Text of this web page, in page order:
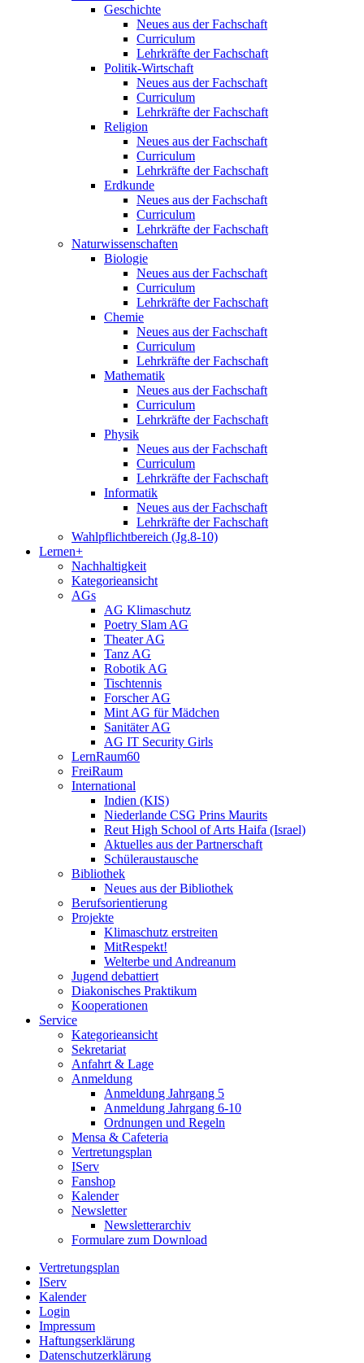
Geschichte
Neues aus der Fachschaft
Curriculum
Lehrkräfte der Fachschaft
Politik-Wirtschaft
Neues aus der Fachschaft
Curriculum
Lehrkräfte der Fachschaft
Religion
Neues aus der Fachschaft
Curriculum
Lehrkräfte der Fachschaft
Erdkunde
Neues aus der Fachschaft
Curriculum
Lehrkräfte der Fachschaft
Naturwissenschaften
Biologie
Neues aus der Fachschaft
Curriculum
Lehrkräfte der Fachschaft
Chemie
Neues aus der Fachschaft
Curriculum
Lehrkräfte der Fachschaft
Mathematik
Neues aus der Fachschaft
Curriculum
Lehrkräfte der Fachschaft
Physik
Neues aus der Fachschaft
Curriculum
Lehrkräfte der Fachschaft
Informatik
Neues aus der Fachschaft
Lehrkräfte der Fachschaft
Wahlpflichtbereich (Jg.8-10)
Lernen+
Nachhaltigkeit
Kategorieansicht
AGs
AG Klimaschutz
Poetry Slam AG
Theater AG
Tanz AG
Robotik AG
Tischtennis
Forscher AG
Mint AG für Mädchen
Sanitäter AG
AG IT Security Girls
LernRaum60
FreiRaum
International
Indien (KIS)
Niederlande CSG Prins Maurits
Reut High School of Arts Haifa (Israel)
Aktuelles aus der Partnerschaft
Schüleraustausche
Bibliothek
Neues aus der Bibliothek
Berufsorientierung
Projekte
Klimaschutz erstreiten
MitRespekt!
Welterbe und Andreanum
Jugend debattiert
Diakonisches Praktikum
Kooperationen
Service
Kategorieansicht
Sekretariat
Anfahrt & Lage
Anmeldung
Anmeldung Jahrgang 5
Anmeldung Jahrgang 6-10
Ordnungen und Regeln
Mensa & Cafeteria
Vertretungsplan
IServ
Fanshop
Kalender
Newsletter
Newsletterarchiv
Formulare zum Download
Vertretungsplan
IServ
Kalender
Login
Impressum
Haftungserklärung
Datenschutzerklärung